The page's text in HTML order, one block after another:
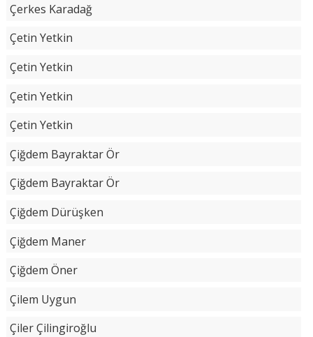
Çerkes Karadağ
Çetin Yetkin
Çetin Yetkin
Çetin Yetkin
Çetin Yetkin
Çiğdem Bayraktar Ör
Çiğdem Bayraktar Ör
Çiğdem Dürüşken
Çiğdem Maner
Çiğdem Öner
Çilem Uygun
Çiler Çilingiroğlu